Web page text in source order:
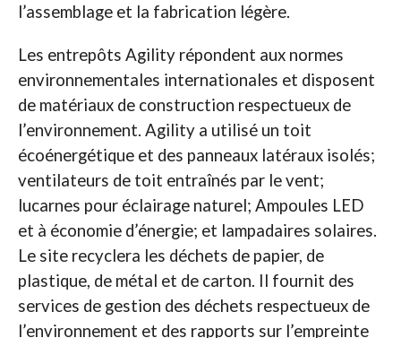
l’assemblage et la fabrication légère.
Les entrepôts Agility répondent aux normes
environnementales internationales et disposent
de matériaux de construction respectueux de
l’environnement. Agility a utilisé un toit
écoénergétique et des panneaux latéraux isolés;
ventilateurs de toit entraînés par le vent;
lucarnes pour éclairage naturel; Ampoules LED
et à économie d’énergie; et lampadaires solaires.
Le site recyclera les déchets de papier, de
plastique, de métal et de carton. Il fournit des
services de gestion des déchets respectueux de
l’environnement et des rapports sur l’empreinte